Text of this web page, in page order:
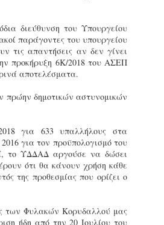
διεύθυνση του Υπουργείου
παράγοντες του υπουργείου
τις απαντήσεις αν δεν γίνει
προκήρυξη 6Κ/2018 του ΑΣΕΠ
αποτελέσματα.
πρώην δημοτικών αστυνομικών
για 633 υπαλλήλους στα
για τον προϋπολογισμό του
το ΥΔΔΑΔ αργούσε να δώσει
ότι θα κάνουν χρήση κάθε
της προθεσμίας που ορίζει ο
των Φυλακών Κορυδαλλού μας
ήδη από την 20 Ιουλίου του
τις περιπολίες και τις
στελεχών της υπηρεσίας.
JUN
Δημοτική Αστυνομία
Θεσσαλονίκης: Ένταση